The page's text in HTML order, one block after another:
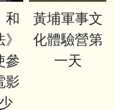
和
參
影
黃埔軍事文
化體驗營第
一天